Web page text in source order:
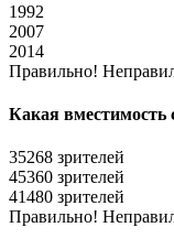
1992
2007
2014
Правильно!
Какая вместимость
35268 зрителей
45360 зрителей
41480 зрителей
Правильно!